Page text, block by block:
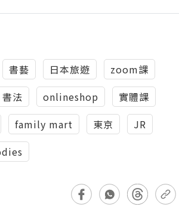
書藝 日本旅遊
zoom課
書法 onlineshop
實體課
family mart 東京
JR